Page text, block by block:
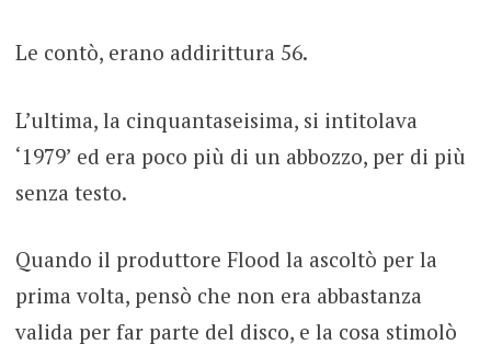
Le contò, erano addirittura 56.
L’ultima, la cinquantaseisima, si intitolava
‘1979’ ed era poco più di un abbozzo, per di più
senza testo.
Quando il produttore Flood la ascoltò per la
prima volta, pensò che non era abbastanza
valida per far parte del disco, e la cosa stimolò